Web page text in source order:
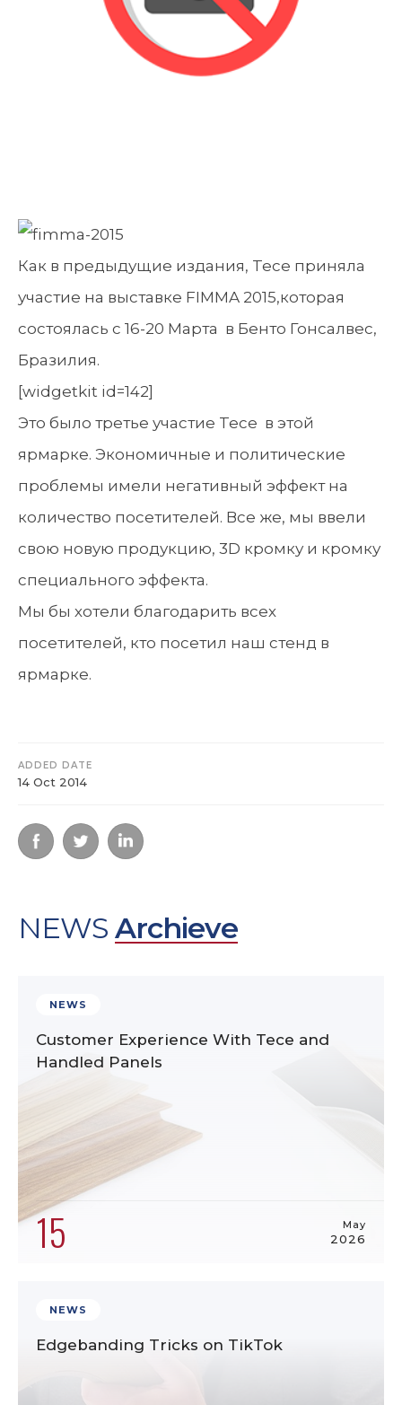
Как в предыдущие издания, Tece приняла
участие на выставке FIMMA 2015,которая
состоялась с 16-20 Марта в Бенто Гонсалвес,
Бразилия.
[widgetkit id=142]
Это было третье участие Tece в этой
ярмарке. Экономичные и политические
проблемы имели негативный эффект на
количество посетителей. Все же, мы ввели
свою новую продукцию, 3D кромку и кромку
специального эффекта.
Мы бы хотели благодарить всех
посетителей, кто посетил наш стенд в
ярмарке.
ADDED DATE
14 Oct 2014
NEWS Archieve
NEWS
Customer Experience With Tece and
Handled Panels
15 May
2026
NEWS
Edgebanding Tricks on TikTok